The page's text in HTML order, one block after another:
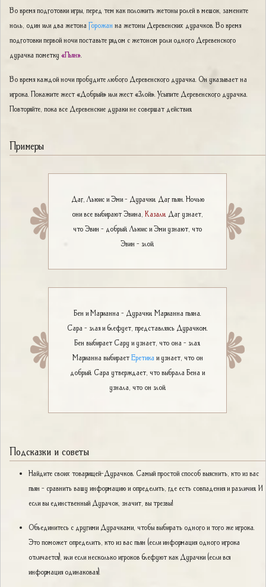
Во время подготовки игры, перед тем как положить жетоны ролей в мешок, замените
ноль, один или два жетона Горожан на жетоны Деревенских дурачков. Во время
подготовки первой ночи поставьте рядом с жетоном роли одного Деревенского
дурачка пометку «Пьян»
Во время каждой ночи пробудите любого Деревенского дурачка. Он указывает на
игрока. Покажите жест «Добрый» или жест «Злой». Усыпите Деревенского дурачка.
Повторяйте, пока все Деревенские дураки не совершат действия.
Примеры
Даг, Льюис и Эми - Дурачки. Даг пьян. Ночью
они все выбирают Эвина, Казали. Даг узнает,
что Эвин - добрый. Льюис и Эми узнают, что
Эвин - злой.
Бен и Марианна - Дурачки. Марианна пьяна.
Сара - злая и блефует, представляясь Дурачком.
Бен выбирает Сару и узнает, что она - злая.
Марианна выбираетЕретика и узнает, что он
добрый. Сара утверждает, что выбрала Бена и
узнала, что он злой.
Подсказки и советы
Найдите своих товарищей-Дурачков. Самый простой способ выяснить, кто из вас
пьян - сравнить вашу информацию и определить, где есть совпадения и различия. И
если вы единственный Дурачок, значит, вы трезвы!
Объединитесь с другими Дурачками, чтобы выбирать одного и того же игрока.
Это поможет определить, кто из вас пьян (если информация одного игрока
отличается), или если несколько игроков блефуют как Дурачки (если вся
информация одинаковая).